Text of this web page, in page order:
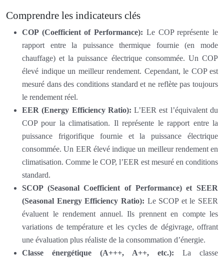
Comprendre les indicateurs clés
COP (Coefficient of Performance): Le COP représente le
rapport entre la puissance thermique fournie (en mode
chauffage) et la puissance électrique consommée. Un COP
élevé indique un meilleur rendement. Cependant, le COP est
mesuré dans des conditions standard et ne reflète pas toujours
le rendement réel.
EER (Energy Efficiency Ratio):L’EER est l’équivalent du
COP pour la climatisation. Il représente le rapport entre la
puissance frigorifique fournie et la puissance électrique
consommée. Un EER élevé indique un meilleur rendement en
climatisation. Comme le COP, l’EER est mesuré en conditions
standard.
SCOP (Seasonal Coefficient of Performance) et SEER
(Seasonal Energy Efficiency Ratio): Le SCOP et le SEER
évaluent le rendement annuel. Ils prennent en compte les
variations de température et les cycles de dégivrage, offrant
une évaluation plus réaliste de la consommation d’énergie.
Classe énergétique (A+++, A++, etc.): La classe